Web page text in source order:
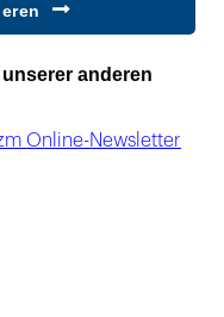
anderen
Online-Newsletter